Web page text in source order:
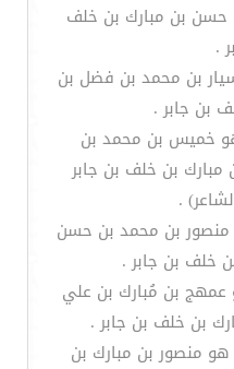
بن مبارك بن خلف
.
بن محمد بن فضل بن
بن جابر .
خميس بن محمد بن
بن خلف بن جابر
.
بن محمد بن حسن
خلف بن جابر .
بن مُبارك بن علي
بن خلف بن جابر .
منصور بن مبارك بن